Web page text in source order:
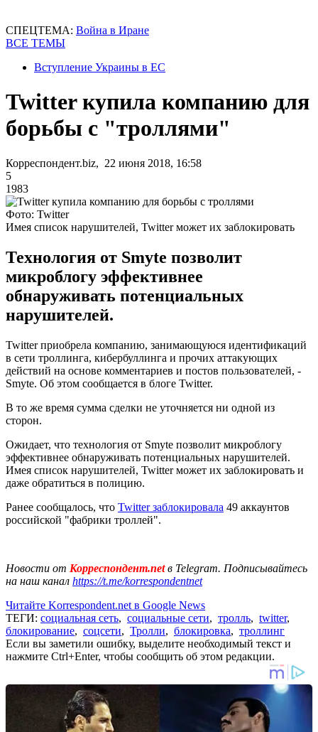
СПЕЦТЕМА: Война в Иране
ВСЕ ТЕМЫ
Вступление Украины в ЕС
Twitter купила компанию для
борьбы с "троллями"
Корреспондент.biz, 22 июня 2018, 16:58
5
1983
Фото: Twitter
Имея список нарушителей, Twitter может их заблокировать
Технология от Smyte позволит
микроблогу эффективнее
обнаруживать потенциальных
нарушителей.
Twitter приобрела компанию, занимающуюся идентификаций
в сети троллинга, кибербуллинга и прочих аттакующих
действий на основе комментариев и постов пользователей, -
Smyte. Об этом сообщается в блоге Twitter.
В то же время сумма сделки не уточняется ни одной из
сторон.
Ожидает, что технология от Smyte позволит микроблогу
эффективнее обнаруживать потенциальных нарушителей.
Имея список нарушителей, Twitter может их заблокировать и
даже обратиться в полицию.
Ранее сообщалось, что Twitter заблокировала 49 аккаунтов
российской "фабрики троллей".
Новости от Корреспондент.netв Telegram. Подписывайтесь
на наш канал https://t.me/korrespondentnet
Читайте Korrespondent.net в Google News
ТЕГИ: социальная сеть, социальные сети, тролль, twitter,
блокирование, соцсети, Тролли, блокировка, троллинг
Если вы заметили ошибку, выделите необходимый текст и
нажмите Ctrl+Enter, чтобы сообщить об этом редакции.